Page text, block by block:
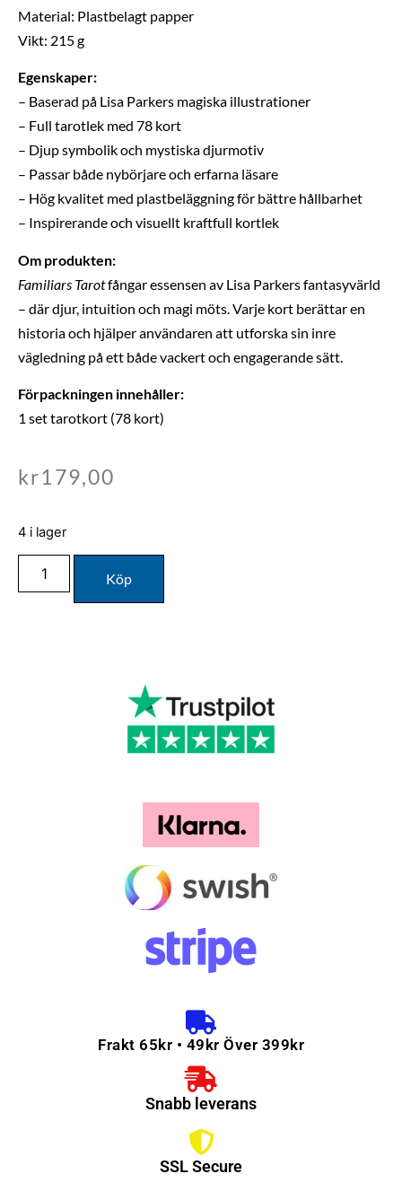
Material: Plastbelagt papper
Vikt: 215 g
Egenskaper:
– Baserad på Lisa Parkers magiska illustrationer
– Full tarotlek med 78 kort
– Djup symbolik och mystiska djurmotiv
– Passar både nybörjare och erfarna läsare
– Hög kvalitet med plastbeläggning för bättre hållbarhet
– Inspirerande och visuellt kraftfull kortlek
Om produkten:
Familiars Tarotfångar essensen av Lisa Parkers fantasyvärld
– där djur, intuition och magi möts. Varje kort berättar en
historia och hjälper användaren att utforska sin inre
vägledning på ett både vackert och engagerande sätt.
Förpackningen innehåller:
1 set tarotkort (78 kort)
kr179,00
4 i lager
Köp
Frakt 65kr • 49kr Över 399kr
Snabb leverans
SSL Secure